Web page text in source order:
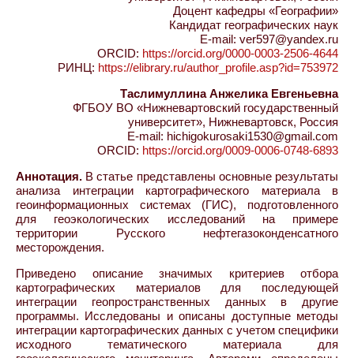
Доцент кафедры «Географии»
Кандидат географических наук
E-mail: ver597@yandex.ru
ORCID: https://orcid.org/0000-0003-2506-4644
РИНЦ: https://elibrary.ru/author_profile.asp?id=753972
Таслимуллина Анжелика Евгеньевна
ФГБОУ ВО «Нижневартовский государственный
университет», Нижневартовск, Россия
E-mail: hichigokurosaki1530@gmail.com
ORCID: https://orcid.org/0009-0006-0748-6893
Аннотация. В статье представлены основные результаты
анализа интеграции картографического материала в
геоинформационных системах (ГИС), подготовленного
для геоэкологических исследований на примере
территории Русского нефтегазоконденсатного
месторождения.
Приведено описание значимых критериев отбора
картографических материалов для последующей
интеграции геопространственных данных в другие
программы. Исследованы и описаны доступные методы
интеграции картографических данных с учетом специфики
исходного тематического материала для